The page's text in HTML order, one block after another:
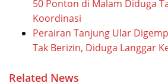
50 Ponton di Malam Diduga
Koordinasi
Perairan Tanjung Ular
Tak Berizin, Diduga Langgar
Related News